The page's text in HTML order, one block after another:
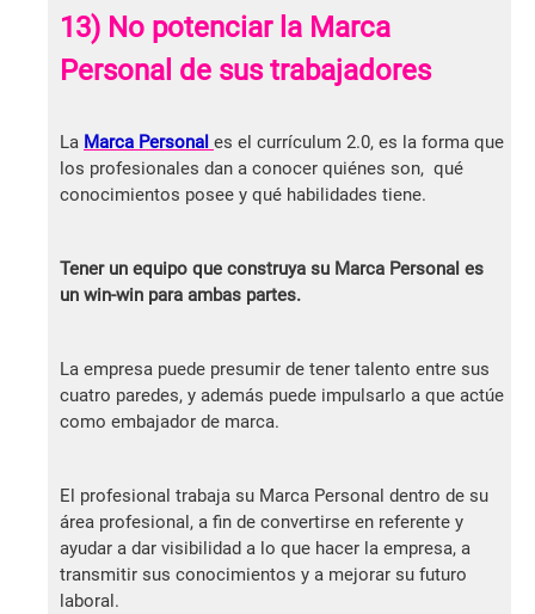
13) No potenciar la Marca
Personal de sus trabajadores
La Marca Personal es el currículum 2.0, es la forma que
los profesionales dan a conocer quiénes son, qué
conocimientos posee y qué habilidades tiene.
Tener un equipo que construya su Marca Personal es
un win-win para ambas partes.
La empresa puede presumir de tener talento entre sus
cuatro paredes, y además puede impulsarlo a que actúe
como embajador de marca.
El profesional trabaja su Marca Personal dentro de su
área profesional, a fin de convertirse en referente y
ayudar a dar visibilidad a lo que hacer la empresa, a
transmitir sus conocimientos y a mejorar su futuro
laboral.